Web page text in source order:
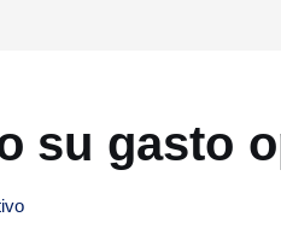
su gasto